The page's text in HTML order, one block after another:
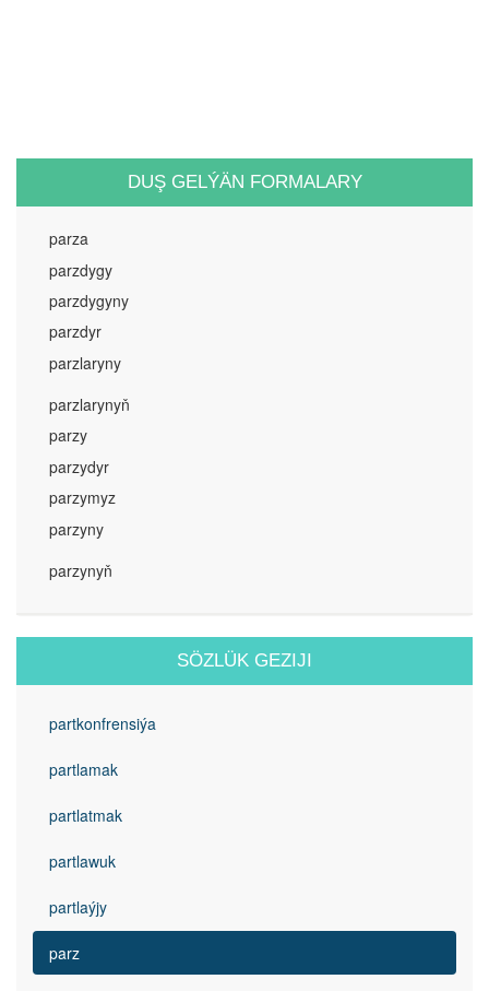
DUŞ GELÝÄN FORMALARY
parza
parzdygy
parzdygyny
parzdyr
parzlaryny
parzlarynyň
parzy
parzydyr
parzymyz
parzyny
parzynyň
SÖZLÜK GEZIJI
partkonfrensiýa
partlamak
partlatmak
partlawuk
partlaýjy
parz